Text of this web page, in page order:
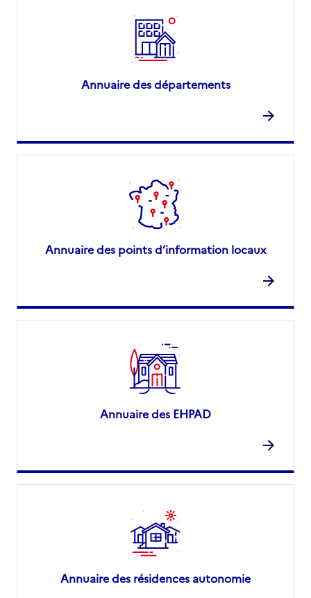
Annuaire des départements
Annuaire des points d’information locaux
Annuaire des EHPAD
Annuaire des résidences autonomie